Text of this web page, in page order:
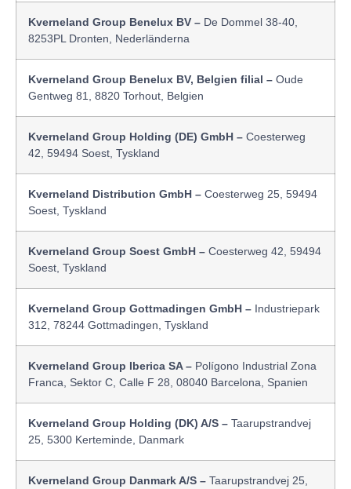
Kverneland Group Benelux BV – De Dommel 38-40,
8253PL Dronten, Nederländerna
Kverneland Group Benelux BV, Belgien filial – Oude
Gentweg 81, 8820 Torhout, Belgien
Kverneland Group Holding (DE) GmbH – Coesterweg
42, 59494 Soest, Tyskland
Kverneland Distribution GmbH – Coesterweg 25, 59494
Soest, Tyskland
Kverneland Group Soest GmbH – Coesterweg 42, 59494
Soest, Tyskland
Kverneland Group Gottmadingen GmbH – Industriepark
312, 78244 Gottmadingen, Tyskland
Kverneland Group Iberica SA – Polígono Industrial Zona
Franca, Sektor C, Calle F 28, 08040 Barcelona, Spanien
Kverneland Group Holding (DK) A/S – Taarupstrandvej
25, 5300 Kerteminde, Danmark
Kverneland Group Danmark A/S – Taarupstrandvej 25,